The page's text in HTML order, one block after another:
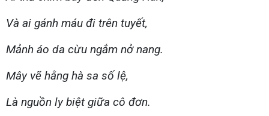
Và ai gánh máu đi trên tuyết,
Mảnh áo da cừu ngắm nở nang.
Mây vẽ hằng hà sa số lệ,
Là nguồn ly biệt giữa cô đơn.